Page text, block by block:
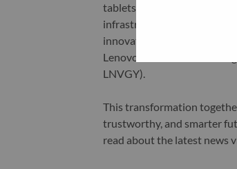
tablets), infrastructure
infrastructure), software,
innovation is building a
Lenovo is listed on the
LNVGY).
This transformation
trustworthy, and smarter
read about the latest news